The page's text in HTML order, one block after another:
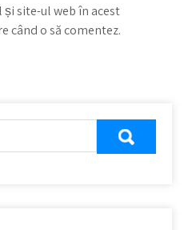
site-ul web în acest
când o să comentez.